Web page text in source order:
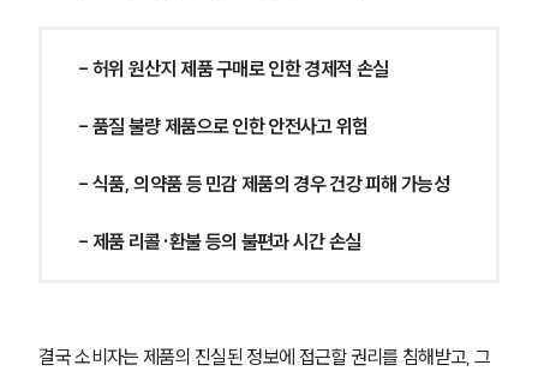
- 허위 원산지 제품 구매로 인한 경제적 손실
- 품질 불량 제품으로 인한 안전사고 위험
- 식품, 의약품 등 민감 제품의 경우 건강 피해 가능성
- 제품 리콜·환불 등의 불편과 시간 손실
결국 소비자는 제품의 진실된 정보에 접근할 권리를 침해받고, 그